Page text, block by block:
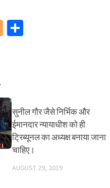
Blogger
सुनील गौर जैसे निर्भिक और
ईमानदार न्यायाधीश को ही
ट्रिब्यूनल का अध्यक्ष बनाया जाना
चाहिए।
AUGUST 29, 2019